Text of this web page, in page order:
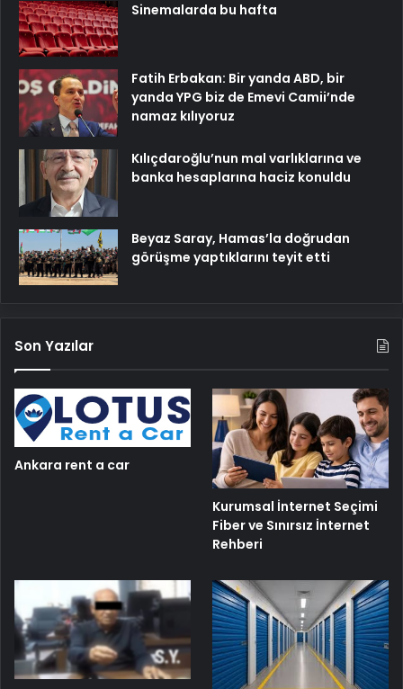
Sinemalarda bu hafta
Fatih Erbakan: Bir yanda ABD, bir
yanda YPG biz de Emevi Camii’nde
namaz kılıyoruz
Kılıçdaroğlu’nun mal varlıklarına ve
banka hesaplarına haciz konuldu
Beyaz Saray, Hamas’la doğrudan
görüşme yaptıklarını teyit etti
Son Yazılar
Ankara rent a car
Kurumsal İnternet Seçimi
Fiber ve Sınırsız İnternet
Rehberi